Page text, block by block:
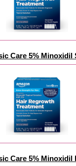
Care 5% Minoxidil
Care 5% Minoxidil